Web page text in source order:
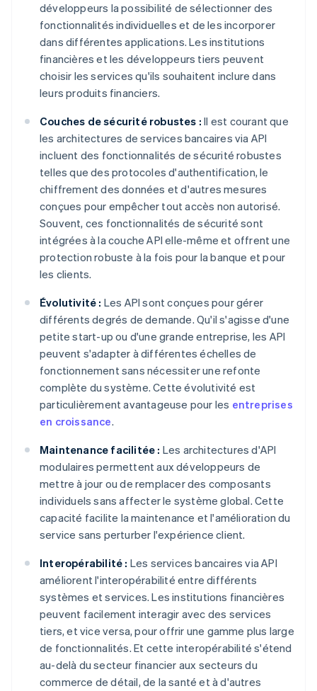
développeurs la possibilité de sélectionner des
fonctionnalités individuelles et de les incorporer
dans différentes applications. Les institutions
financières et les développeurs tiers peuvent
choisir les services qu'ils souhaitent inclure dans
leurs produits financiers.
Couches de sécurité robustes : Il est courant que
les architectures de services bancaires via API
incluent des fonctionnalités de sécurité robustes
telles que des protocoles d'authentification, le
chiffrement des données et d'autres mesures
conçues pour empêcher tout accès non autorisé.
Souvent, ces fonctionnalités de sécurité sont
intégrées à la couche API elle-même et offrent une
protection robuste à la fois pour la banque et pour
les clients.
Évolutivité : Les API sont conçues pour gérer
différents degrés de demande. Qu'il s'agisse d'une
petite start-up ou d'une grande entreprise, les API
peuvent s'adapter à différentes échelles de
fonctionnement sans nécessiter une refonte
complète du système. Cette évolutivité est
particulièrement avantageuse pour les entreprises
en croissance.
Maintenance facilitée : Les architectures d'API
modulaires permettent aux développeurs de
mettre à jour ou de remplacer des composants
individuels sans affecter le système global. Cette
capacité facilite la maintenance et l'amélioration du
service sans perturber l'expérience client.
Interopérabilité : Les services bancaires via API
améliorent l'interopérabilité entre différents
systèmes et services. Les institutions financières
peuvent facilement interagir avec des services
tiers, et vice versa, pour offrir une gamme plus large
de fonctionnalités. Et cette interopérabilité s'étend
au-delà du secteur financier aux secteurs du
commerce de détail, de la santé et à d'autres